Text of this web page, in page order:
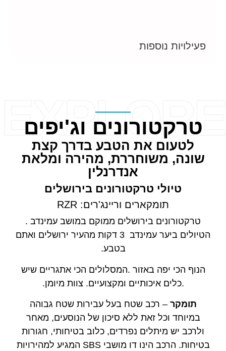
פעילויות נוספות
EXPLORE
טרקטורונים וג'יפים
לטעום את הטבע בדרך קצת
שונה, משוחררת, מהירה ומלאת
אנדרנלין
טיולי טרקטורונים בירושלים
תומקארים וריינג'רים: RZR
טרקטורונים בירושלים ממוקם במושב עמינדב .
הטיולים ביער עמינדב 3 דקות מהעיר ירושלים ואתם
בטבע.
הנוף הכי יפה באזור .המסלולים הכי אתגריים שיש
.כלים איכותיים ומקצועיים. צוות מיומן.
תומקר – רכב שטח בעל עבירות שטח גבוהה
במיוחד וכל זאת ללא סיכון של הנוסעים, מאחר
ולרכב יש מיתלים נפרדים, כלוב בטיחותי, חגורות
בטיחות. הרכב הינו דו מושבי SBS המגיע למהירויות